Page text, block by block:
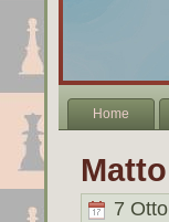
Home
7